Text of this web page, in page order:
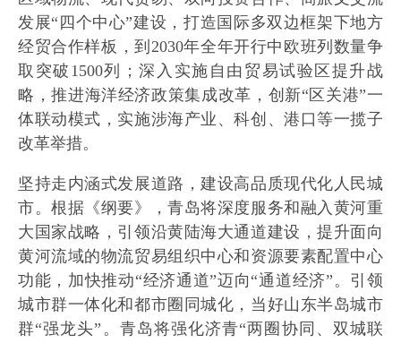
发展“四个中心”建设，打造国际多双边框架下地方
经贸合作样板，到2030年全年开行中欧班列数量争
取突破1500列；深入实施自由贸易试验区提升战
略，推进海洋经济政策集成改革，创新“区关港”一
体联动模式，实施涉海产业、科创、港口等一揽子
改革举措。
坚持走内涵式发展道路，建设高品质现代化人民城
市。根据《纲要》，青岛将深度服务和融入黄河重
大国家战略，引领沿黄陆海大通道建设，提升面向
黄河流域的物流贸易组织中心和资源要素配置中心
功能，加快推动“经济通道”迈向“通道经济”。引领
城市群一体化和都市圈同城化，当好山东半岛城市
群“强龙头”。青岛将强化济青“两圈协同、双城联